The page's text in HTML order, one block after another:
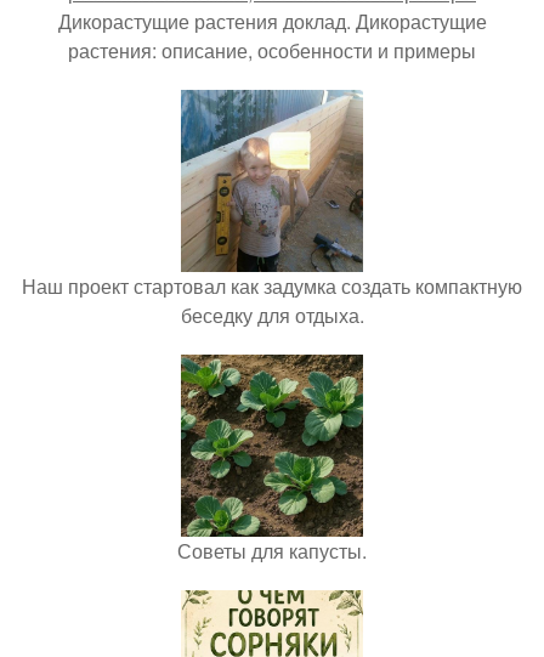
Дикорастущие растения доклад. Дикорастущие
растения: описание, особенности и примеры
Наш проект стартовал как задумка создать компактную
беседку для отдыха.
Советы для капусты.